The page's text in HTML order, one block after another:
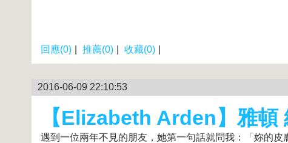
回應(0) 推薦(0) 收藏(0)
2016-06-09 22:10:53
【Elizabeth Arden】雅
遇到一位兩年不見的朋友，她第一句話就問我：「妳的